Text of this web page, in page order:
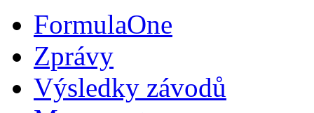
FormulaOne
Zprávy
Výsledky závodů